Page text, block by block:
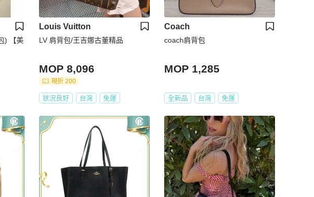
) 【美
Louis Vuitton
LV 肩背包/王吉娜古董精品
MOP 8,096
現折 200
狀況良好 台灣 免運
Coach
coach肩背包
MOP 1,285
全新品 台灣 免運